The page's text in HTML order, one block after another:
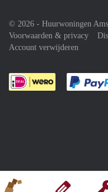
© 2026 - Huurwoningen
Voorwaarden & privacy
Account verwijderen